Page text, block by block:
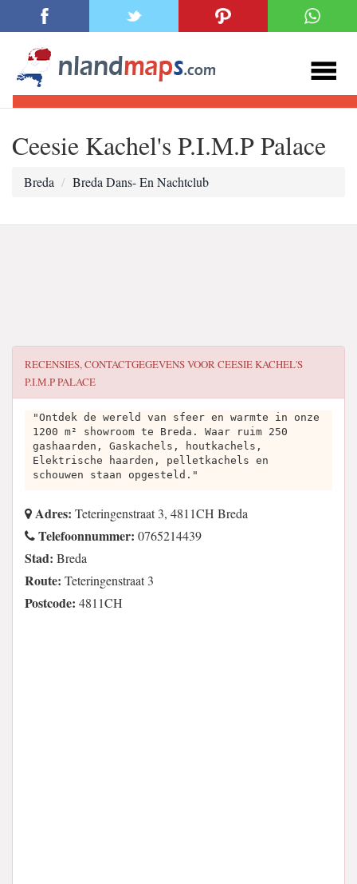
Ceesie Kachel's P.I.M.P Palace
Breda Breda Dans- En Nachtclub
RECENSIES, CONTACTGEGEVENS VOORCEESIE KACHEL'S
P.I.M.P PALACE
"Ontdek de wereld van sfeer en warmte in onze
1200 m² showroom te Breda. Waar ruim 250
gashaarden, Gaskachels, houtkachels,
Elektrische haarden, pelletkachels en
schouwen staan opgesteld."
Adres: Teteringenstraat 3, 4811CH Breda
Telefoonnummer: 0765214439
Stad: Breda
Route: Teteringenstraat 3
Postcode: 4811CH